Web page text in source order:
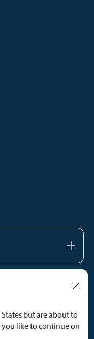
but are about to
like to continue on